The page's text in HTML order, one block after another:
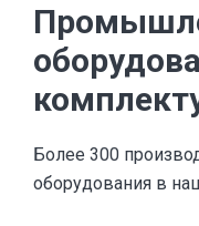
Более 300
оборудования в